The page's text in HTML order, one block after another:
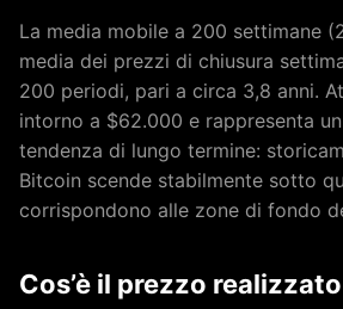
La media mobile a 200 settimane
media dei prezzi di chiusura
200 periodi, pari a circa 3,8 anni.
intorno a $62.000 e rappresenta
tendenza di lungo termine:
Bitcoin scende stabilmente sotto
corrispondono alle zone di fondo
Cos’è il prezzo